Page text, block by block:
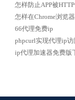
怎样防止APP被
怎样在Chrome浏览
66代理免费ip
phpcurl实现代理ip访
ip代理加速器免费版